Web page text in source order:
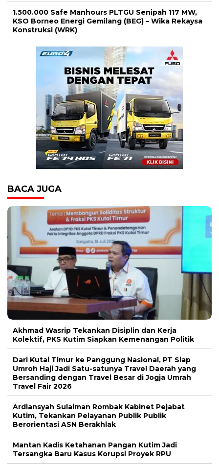
1.500.000 Safe Manhours PLTGU Senipah 117 MW,
KSO Borneo Energi Gemilang (BEG) – Wika Rekaysa
Konstruksi (WRK)
BACA JUGA
Akhmad Wasrip Tekankan Disiplin dan Kerja
Kolektif, PKS Kutim Siapkan Kemenangan Politik
Dari Kutai Timur ke Panggung Nasional, PT Siap
Umroh Haji Jadi Satu-satunya Travel Daerah yang
Bersanding dengan Travel Besar di Jogja Umrah
Travel Fair 2026
Ardiansyah Sulaiman Rombak Kabinet Pejabat
Kutim, Tekankan Pelayanan Publik Publik
Berorientasi ASN Berakhlak
Mantan Kadis Ketahanan Pangan Kutim Jadi
Tersangka Baru Kasus Korupsi Proyek RPU